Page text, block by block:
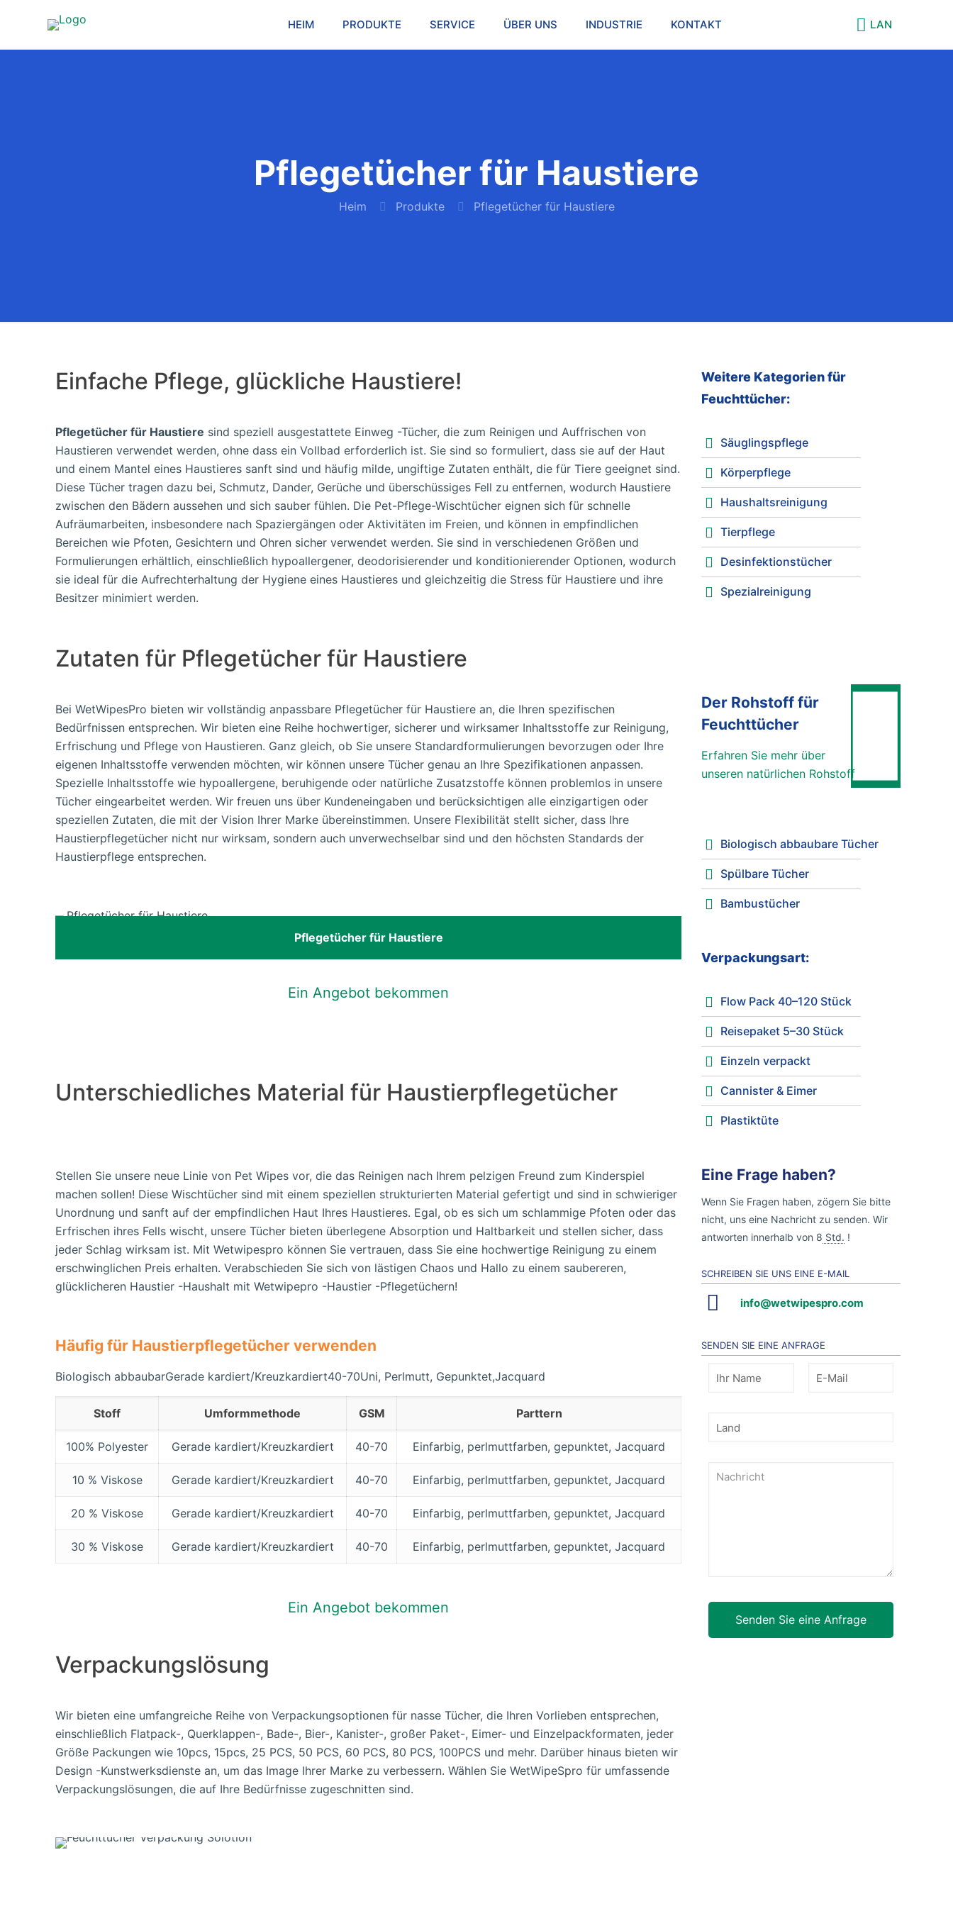
HEIM PRODUKTE SERVICE ÜBER UNS INDUSTRIE KONTAKT LAN
Pflegetücher für Haustiere
Heim Produkte Pflegetücher für Haustiere
Einfache Pflege, glückliche Haustiere!
Pflegetücher für Haustiere sind speziell ausgestattete Einweg -Tücher, die zum Reinigen und Auffrischen von
Haustieren verwendet werden, ohne dass ein Vollbad erforderlich ist. Sie sind so formuliert, dass sie auf der Haut
und einem Mantel eines Haustieres sanft sind und häufig milde, ungiftige Zutaten enthält, die für Tiere geeignet sind.
Diese Tücher tragen dazu bei, Schmutz, Dander, Gerüche und überschüssiges Fell zu entfernen, wodurch Haustiere
zwischen den Bädern aussehen und sich sauber fühlen. Die Pet-Pflege-Wischtücher eignen sich für schnelle
Aufräumarbeiten, insbesondere nach Spaziergängen oder Aktivitäten im Freien, und können in empfindlichen
Bereichen wie Pfoten, Gesichtern und Ohren sicher verwendet werden. Sie sind in verschiedenen Größen und
Formulierungen erhältlich, einschließlich hypoallergener, deodorisierender und konditionierender Optionen, wodurch
sie ideal für die Aufrechterhaltung der Hygiene eines Haustieres und gleichzeitig die Stress für Haustiere und ihre
Besitzer minimiert werden.
Zutaten für Pflegetücher für Haustiere
Bei WetWipesPro bieten wir vollständig anpassbare Pflegetücher für Haustiere an, die Ihren spezifischen
Bedürfnissen entsprechen. Wir bieten eine Reihe hochwertiger, sicherer und wirksamer Inhaltsstoffe zur Reinigung,
Erfrischung und Pflege von Haustieren. Ganz gleich, ob Sie unsere Standardformulierungen bevorzugen oder Ihre
eigenen Inhaltsstoffe verwenden möchten, wir können unsere Tücher genau an Ihre Spezifikationen anpassen.
Spezielle Inhaltsstoffe wie hypoallergene, beruhigende oder natürliche Zusatzstoffe können problemlos in unsere
Tücher eingearbeitet werden. Wir freuen uns über Kundeneingaben und berücksichtigen alle einzigartigen oder
speziellen Zutaten, die mit der Vision Ihrer Marke übereinstimmen. Unsere Flexibilität stellt sicher, dass Ihre
Haustierpflegetücher nicht nur wirksam, sondern auch unverwechselbar sind und den höchsten Standards der
Haustierpflege entsprechen.
Pflegetücher für Haustiere
Ein Angebot bekommen
Unterschiedliches Material für Haustierpflegetücher
Stellen Sie unsere neue Linie von Pet Wipes vor, die das Reinigen nach Ihrem pelzigen Freund zum Kinderspiel
machen sollen! Diese Wischtücher sind mit einem speziellen strukturierten Material gefertigt und sind in schwieriger
Unordnung und sanft auf der empfindlichen Haut Ihres Haustieres. Egal, ob es sich um schlammige Pfoten oder das
Erfrischen ihres Fells wischt, unsere Tücher bieten überlegene Absorption und Haltbarkeit und stellen sicher, dass
jeder Schlag wirksam ist. Mit Wetwipespro können Sie vertrauen, dass Sie eine hochwertige Reinigung zu einem
erschwinglichen Preis erhalten. Verabschieden Sie sich von lästigen Chaos und Hallo zu einem saubereren,
glücklicheren Haustier -Haushalt mit Wetwipepro -Haustier -Pflegetüchern!
Häufig für Haustierpflegetücher verwenden
Biologisch abbaubarGerade kardiert/Kreuzkardiert40-70Uni, Perlmutt, Gepunktet,Jacquard
Stoff Umformmethode GSM Parttern
100% Polyester Gerade kardiert/Kreuzkardiert 40-70 Einfarbig, perlmuttfarben, gepunktet, Jacquard
10 % Viskose Gerade kardiert/Kreuzkardiert 40-70 Einfarbig, perlmuttfarben, gepunktet, Jacquard
20 % Viskose Gerade kardiert/Kreuzkardiert 40-70 Einfarbig, perlmuttfarben, gepunktet, Jacquard
30 % Viskose Gerade kardiert/Kreuzkardiert 40-70 Einfarbig, perlmuttfarben, gepunktet, Jacquard
Ein Angebot bekommen
Verpackungslösung
Wir bieten eine umfangreiche Reihe von Verpackungsoptionen für nasse Tücher, die Ihren Vorlieben entsprechen,
einschließlich Flatpack-, Querklappen-, Bade-, Bier-, Kanister-, großer Paket-, Eimer- und Einzelpackformaten, jeder
Größe Packungen wie 10pcs, 15pcs, 25 PCS, 50 PCS, 60 PCS, 80 PCS, 100PCS und mehr. Darüber hinaus bieten wir
Design -Kunstwerksdienste an, um das Image Ihrer Marke zu verbessern. Wählen Sie WetWipeSpro für umfassende
Verpackungslösungen, die auf Ihre Bedürfnisse zugeschnitten sind.
Weitere Kategorien für
Feuchttücher:
Säuglingspflege
Körperpflege
Haushaltsreinigung
Tierpflege
Desinfektionstücher
Spezialreinigung
Der Rohstoff für
Feuchttücher
Erfahren Sie mehr über
unseren natürlichen Rohstoff
Biologisch abbaubare Tücher
Spülbare Tücher
Bambustücher
Verpackungsart:
Flow Pack 40–120 Stück
Reisepaket 5–30 Stück
Einzeln verpackt
Cannister & Eimer
Plastiktüte
Eine Frage haben?
Wenn Sie Fragen haben, zögern Sie bitte
nicht, uns eine Nachricht zu senden. Wir
antworten innerhalb von 8 Std. !
SCHREIBEN SIE UNS EINE E-MAIL
info@wetwipespro.com
SENDEN SIE EINE ANFRAGE